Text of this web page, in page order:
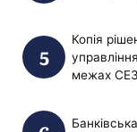
Копія
межах